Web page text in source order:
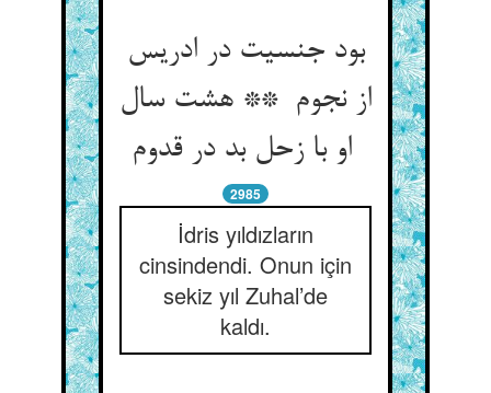
بود جنسیت در ادریس
از نجوم ** هشت سال
او با زحل بد در قدوم
2985
İdris yıldızların
cinsindendi. Onun için
sekiz yıl Zuhal’de
kaldı.